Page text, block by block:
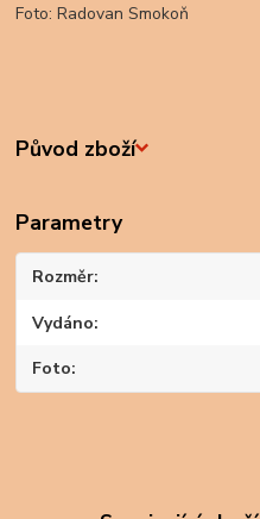
Foto: Radovan Smokoň
Původ zboží
Parametry
Rozměr
Vydáno
Foto